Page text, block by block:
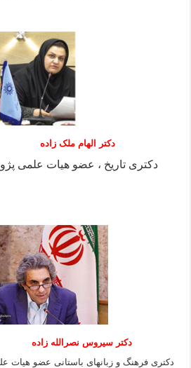
دکتر الهام ملک زاده
دکتری تاریخ ، عضو هیات علمی
دکتر سیروس نصرالله زاده
دکتری فرهنگ و زبانهای باستانی عضو هیات